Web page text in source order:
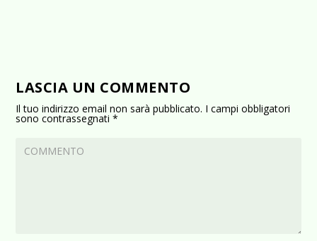
LASCIA UN COMMENTO
Il tuo indirizzo email non sarà pubblicato. I campi obbligatori
sono contrassegnati*